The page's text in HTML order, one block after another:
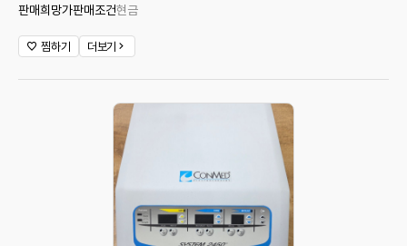
판매희망가판매조건현금
찜하기 더보기